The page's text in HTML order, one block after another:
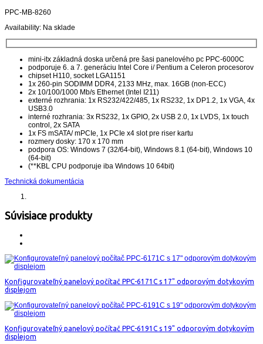
PPC-MB-8260
Availability: Na sklade
mini-itx základná doska určená pre šasi panelového pc PPC-6000C
podporuje 6. a 7. generáciu Intel Core i/ Pentium a Celeron procesorov
chipset H110, socket LGA1151
1x 260-pin SODIMM DDR4, 2133 MHz, max. 16GB (non-ECC)
2x 10/100/1000 Mb/s Ethernet (Intel I211)
externé rozhrania: 1x RS232/422/485, 1x RS232, 1x DP1.2, 1x VGA, 4x
USB3.0
interné rozhrania: 3x RS232, 1x GPIO, 2x USB 2.0, 1x LVDS, 1x touch
control, 2x SATA
1x FS mSATA/ mPCIe, 1x PCIe x4 slot pre riser kartu
rozmery dosky: 170 x 170 mm
podpora OS: Windows 7 (32/64-bit), Windows 8.1 (64-bit), Windows 10
(64-bit)
(**KBL CPU podporuje iba Windows 10 64bit)
Technická dokumentácia
Súvisiace produkty
Konfigurovateľný panelový počítač PPC-6171C s 17" odporovým dotykovým
displejom
Konfigurovateľný panelový počítač PPC-6191C s 19" odporovým dotykovým
displejom